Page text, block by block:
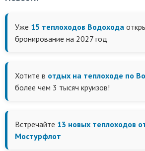
Уже 15 теплоходов Водохода
бронирование на 2027 год
Хотите в отдых на теплоходе по
более чем 3 тысяч круизов!
Встречайте 13 новых теплоходов
Мостурфлот